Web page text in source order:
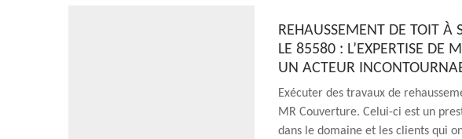
REHAUSSEMENT DE TOIT À
LE 85580 : L’EXPERTISE DE
UN ACTEUR
Exécuter des travaux de
MR Couverture. Celui-ci est un
dans le domaine et les clients qui